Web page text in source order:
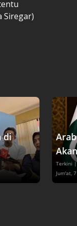
Siregar)
di
Terkini |
Jum'at,